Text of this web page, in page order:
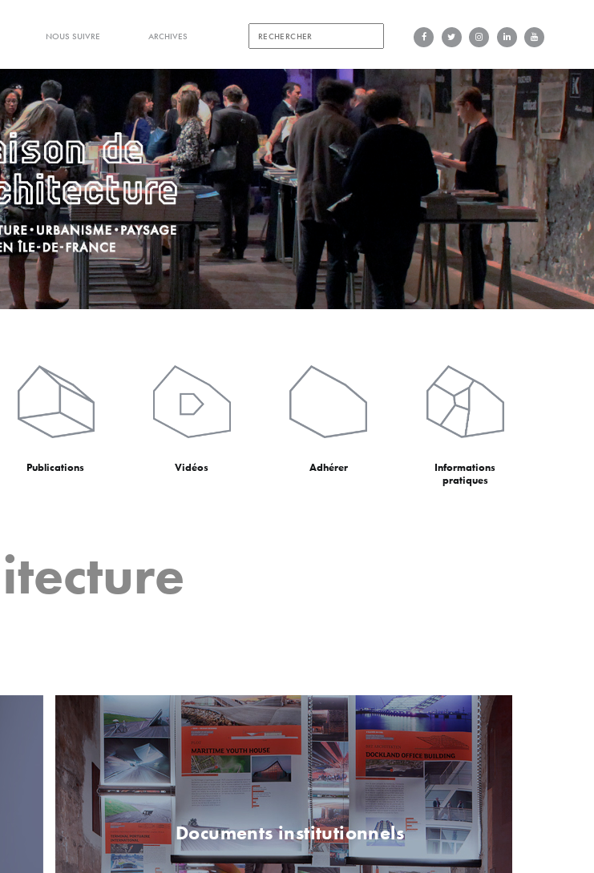
NOUS SUIVRE ARCHIVES
Publications Vidéos Adhérer
Informations
pratiques
Documents institutionnels